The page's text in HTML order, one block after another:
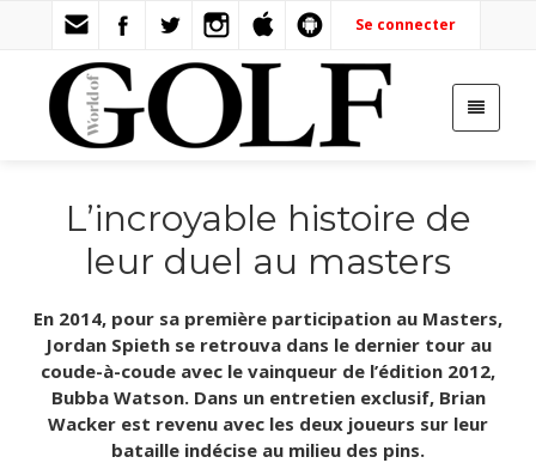
Se connecter
L’incroyable histoire de
leur duel au masters
En 2014, pour sa première participation au Masters,
Jordan Spieth se retrouva dans le dernier tour au
coude-à-coude avec le vainqueur de l’édition 2012,
Bubba Watson. Dans un entretien exclusif, Brian
Wacker est revenu avec les deux joueurs sur leur
bataille indécise au milieu des pins.